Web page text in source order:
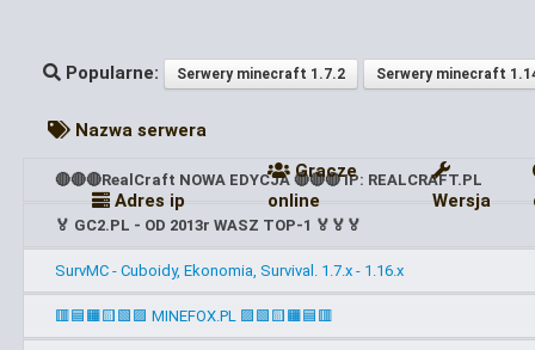
Popularne: Serwery minecraft 1.7.2 Serwery minecraft
Nazwa serwera
Adres ip
Gracze
online
Wersja
🔴🔴🔴RealCraft NOWA EDYCJA 🔴🔴🔴 IP: REALCRAFT.PL
🏅 GC2.PL - OD 2013r WASZ TOP-1 🏅🏅🏅
SurvMC - Cuboidy, Ekonomia, Survival. 1.7.x - 1.16.x
🟥🟦🟧🟨🟩🟪 MINEFOX.PL 🟪🟩🟨🟧🟦🟥